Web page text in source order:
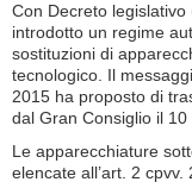
Con Decreto
introdotto un regime
sostituzioni di
tecnologico. Il
2015 ha proposto di
dal Gran Consiglio il 10
Le apparecchiature
elencate all’art. 2 cpvv.